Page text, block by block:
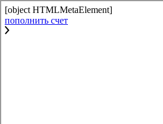
[object HTMLMetaElement]
пополнить счет